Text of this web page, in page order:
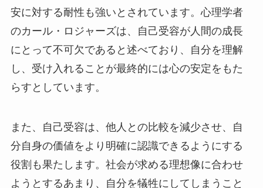
安に対する耐性も強いとされています。心理学者
のカール・ロジャーズは、自己受容が人間の成長
にとって不可欠であると述べており、自分を理解
し、受け入れることが最終的には心の安定をもた
らすとしています。
また、自己受容は、他人との比較を減少させ、自
分自身の価値をより明確に認識できるようにする
役割も果たします。社会が求める理想像に合わせ
ようとするあまり、自分を犠牲にしてしまうこと